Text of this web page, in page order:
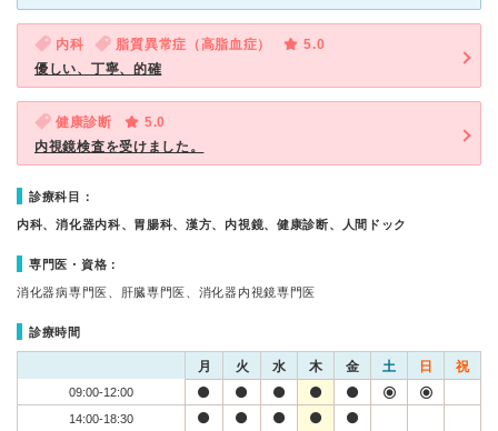
内科 脂質異常症（高脂血症）
5.0
優しい、丁寧、的確
健康診断
5.0
内視鏡検査を受けました。
診療科目：
内科、消化器内科、胃腸科、漢方、内視鏡、健康診断、人間ドック
専門医・資格：
消化器病専門医、肝臓専門医、消化器内視鏡専門医
診療時間
月 火 水 木 金 土 日 祝
09:00-12:00
14:00-18:30